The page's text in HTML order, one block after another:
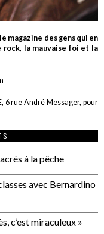
magazine des gens qui en
rock, la mauvaise foi et la
6 rue André Messager, pour
à la pêche
avec Bernardino
c’est miraculeux »